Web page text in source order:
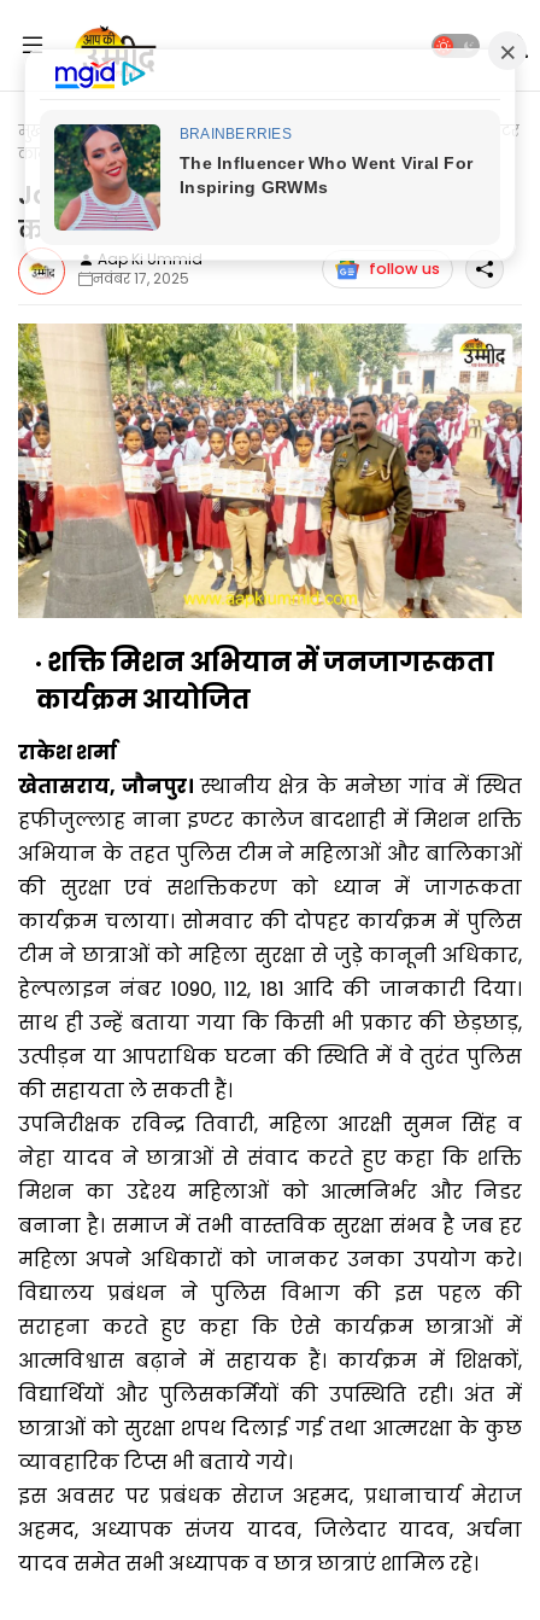
मुख्यपृष्ठ Jaunpur Update
Jaunpur News: हफीजुल्लाह नाना इण्टर
कालेज में छात्रों को किया गया जागरूक
Jaunpur News: हफीजुल्लाह नाना इण्टर
कालेज में छात्रों को किया गया जागरूक
Aap Ki Ummid
नवंबर 17, 2025
follow us
शक्ति मिशन अभियान में जनजागरूकता
कार्यक्रम आयोजित
राकेश शर्मा
खेतासराय, जौनपुर।स्थानीय क्षेत्र के मनेछा गांव में स्थित
हफीजुल्लाह नाना इण्टर कालेज बादशाही में मिशन शक्ति
अभियान के तहत पुलिस टीम ने महिलाओं और बालिकाओं
की सुरक्षा एवं सशक्तिकरण को ध्यान में जागरूकता
कार्यक्रम चलाया। सोमवार की दोपहर कार्यक्रम में पुलिस
टीम ने छात्राओं को महिला सुरक्षा से जुड़े कानूनी अधिकार,
हेल्पलाइन नंबर 1090, 112, 181 आदि की जानकारी दिया।
साथ ही उन्हें बताया गया कि किसी भी प्रकार की छेड़छाड़,
उत्पीड़न या आपराधिक घटना की स्थिति में वे तुरंत पुलिस
की सहायता ले सकती हैं।
उपनिरीक्षक रविन्द्र तिवारी, महिला आरक्षी सुमन सिंह व
नेहा यादव ने छात्राओं से संवाद करते हुए कहा कि शक्ति
मिशन का उद्देश्य महिलाओं को आत्मनिर्भर और निडर
बनाना है। समाज में तभी वास्तविक सुरक्षा संभव है जब हर
महिला अपने अधिकारों को जानकर उनका उपयोग करे।
विद्यालय प्रबंधन ने पुलिस विभाग की इस पहल की
सराहना करते हुए कहा कि ऐसे कार्यक्रम छात्राओं में
आत्मविश्वास बढ़ाने में सहायक हैं। कार्यक्रम में शिक्षकों,
विद्यार्थियों और पुलिसकर्मियों की उपस्थिति रही। अंत में
छात्राओं को सुरक्षा शपथ दिलाई गई तथा आत्मरक्षा के कुछ
व्यावहारिक टिप्स भी बताये गये।
इस अवसर पर प्रबंधक सेराज अहमद, प्रधानाचार्य मेराज
अहमद, अध्यापक संजय यादव, जिलेदार यादव, अर्चना
यादव समेत सभी अध्यापक व छात्र छात्राएं शामिल रहे।